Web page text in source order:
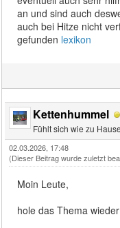
an und sind auch
auch bei Hitze nicht
gefunden lexikon
Kettenhummel
Fühlt sich wie zu Hause
02.03.2026, 17:48
(Dieser Beitrag wurde zuletzt
Moin Leute,
hole das Thema